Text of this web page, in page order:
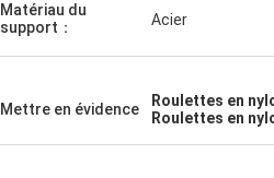
Matériau du
support：
Acier
Mettre en évidence Roulettes en
Roulettes en